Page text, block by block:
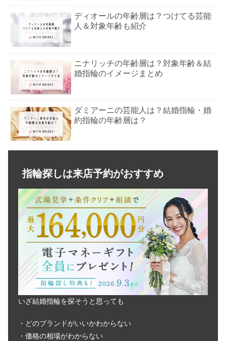
ディオールの年齢層は？つけてる芸能
人＆対象年齢も紹介
ニナリッチの年齢層は？対象年齢＆結
婚指輪のイメージまとめ
ダミアーニの芸能人は？結婚指輪・婚
約指輪の年齢層は？
齢層＆婚約指輪の対象年齢
スタージュエリーの年齢層！結婚指輪
つけてる芸能人は？
ヴァンドーム青山の対象年齢・年齢層
は？愛用の芸能人＆イメージも
ショーメの結婚指輪をつけてる芸能
指輪探しは来店予約がおすすめ
いざ結婚指輪を探そうと思っても
・どのブランドがいいかわからない
・価格の相場がわからない